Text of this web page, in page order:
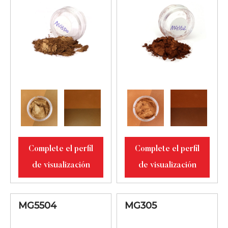
Complete el perfil
de visualización
Complete el perfil
de visualización
MG5504 MG305